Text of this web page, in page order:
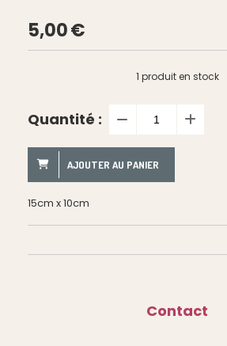
5,00€
1 produit en stock
Quantité :
AJOUTER AU PANIER
15cm x 10cm
Contact